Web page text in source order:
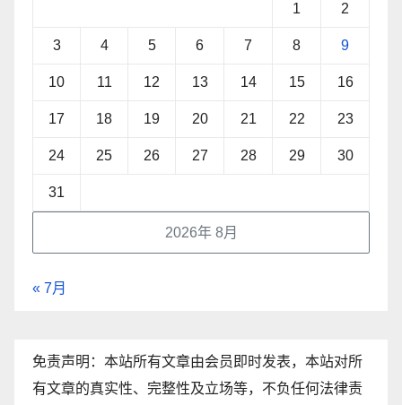
2026年 8月
1 2
3 4 5 6 7 8 9
10 11 12 13 14 15 16
17 18 19 20 21 22 23
24 25 26 27 28 29 30
31
« 7月
免责声明：本站所有文章由会员即时发表，本站对所
有文章的真实性、完整性及立场等，不负任何法律责